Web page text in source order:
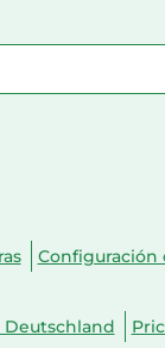
Configuración